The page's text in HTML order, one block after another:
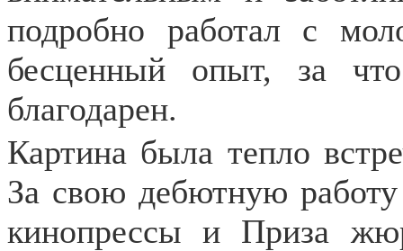
подробно работал с
бесценный опыт, за
благодарен.
Картина была тепло
За свою дебютную
кинопрессы и Приза